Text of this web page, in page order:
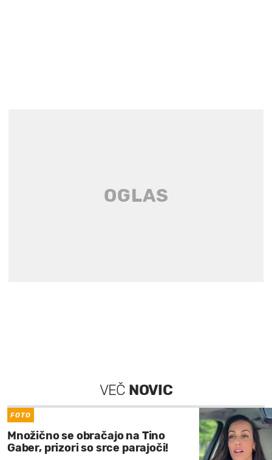
VEČ NOVIC
FOTO
Množično se obračajo na Tino
Gaber, prizori so srce parajoči!